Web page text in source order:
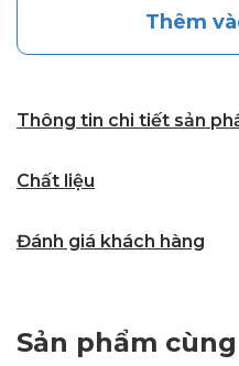
Thêm
Thông tin chi tiết sản
Chất liệu
Đánh giá khách hàng
Sản phẩm